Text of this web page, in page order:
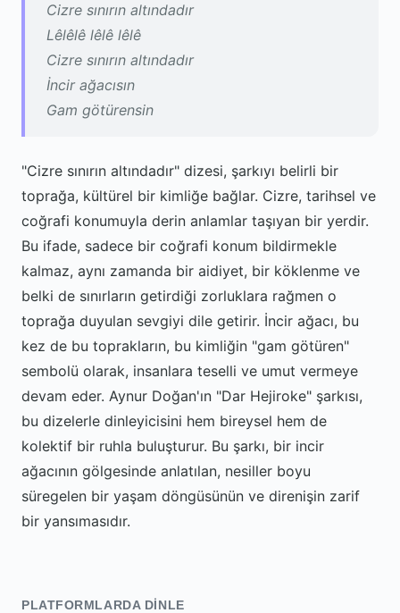
Cizre sınırın altındadır
Lêlêlê lêlê lêlê
Cizre sınırın altındadır
İncir ağacısın
Gam götürensin
"Cizre sınırın altındadır" dizesi, şarkıyı belirli bir
toprağa, kültürel bir kimliğe bağlar. Cizre, tarihsel ve
coğrafi konumuyla derin anlamlar taşıyan bir yerdir.
Bu ifade, sadece bir coğrafi konum bildirmekle
kalmaz, aynı zamanda bir aidiyet, bir köklenme ve
belki de sınırların getirdiği zorluklara rağmen o
toprağa duyulan sevgiyi dile getirir. İncir ağacı, bu
kez de bu toprakların, bu kimliğin "gam götüren"
sembolü olarak, insanlara teselli ve umut vermeye
devam eder. Aynur Doğan'ın "Dar Hejiroke" şarkısı,
bu dizelerle dinleyicisini hem bireysel hem de
kolektif bir ruhla buluşturur. Bu şarkı, bir incir
ağacının gölgesinde anlatılan, nesiller boyu
süregelen bir yaşam döngüsünün ve direnişin zarif
bir yansımasıdır.
PLATFORMLARDA DINLE